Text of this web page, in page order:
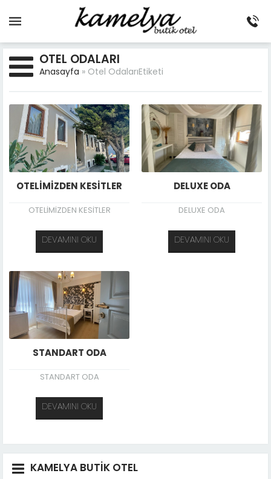
OTEL ODALARI
Anasayfa » Otel OdalarıEtiketi
OTELİMİZDEN KESİTLER
OTELİMİZDEN KESİTLER
DEVAMINI OKU
DELUXE ODA
DELUXE ODA
DEVAMINI OKU
STANDART ODA
STANDART ODA
DEVAMINI OKU
KAMELYA BUTİK OTEL